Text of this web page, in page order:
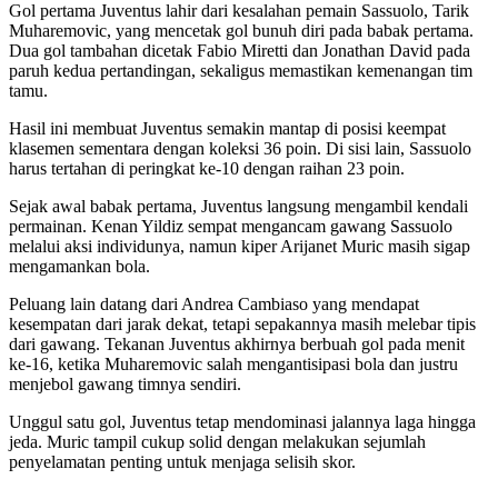
Gol pertama Juventus lahir dari kesalahan pemain Sassuolo, Tarik
Muharemovic, yang mencetak gol bunuh diri pada babak pertama.
Dua gol tambahan dicetak Fabio Miretti dan Jonathan David pada
paruh kedua pertandingan, sekaligus memastikan kemenangan tim
tamu.
Hasil ini membuat Juventus semakin mantap di posisi keempat
klasemen sementara dengan koleksi 36 poin. Di sisi lain, Sassuolo
harus tertahan di peringkat ke-10 dengan raihan 23 poin.
Sejak awal babak pertama, Juventus langsung mengambil kendali
permainan. Kenan Yildiz sempat mengancam gawang Sassuolo
melalui aksi individunya, namun kiper Arijanet Muric masih sigap
mengamankan bola.
Peluang lain datang dari Andrea Cambiaso yang mendapat
kesempatan dari jarak dekat, tetapi sepakannya masih melebar tipis
dari gawang. Tekanan Juventus akhirnya berbuah gol pada menit
ke-16, ketika Muharemovic salah mengantisipasi bola dan justru
menjebol gawang timnya sendiri.
Unggul satu gol, Juventus tetap mendominasi jalannya laga hingga
jeda. Muric tampil cukup solid dengan melakukan sejumlah
penyelamatan penting untuk menjaga selisih skor.